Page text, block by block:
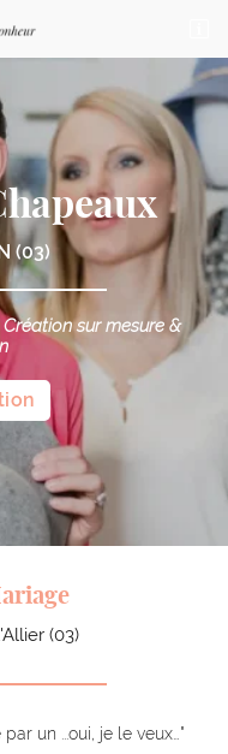
propositions commerciales à
désinscrire à tout moment en
(03)
sur mesure &
(03)
un ...oui, je le veux…"